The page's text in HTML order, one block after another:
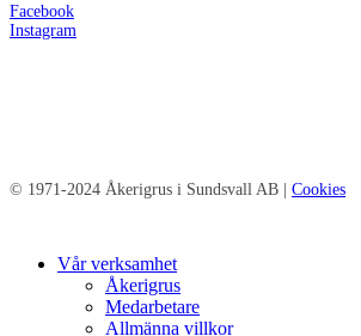
Facebook
Instagram
© 1971-2024 Åkerigrus i Sundsvall AB | Cookies
Close
Vår verksamhet
Åkerigrus
Medarbetare
Allmänna villkor